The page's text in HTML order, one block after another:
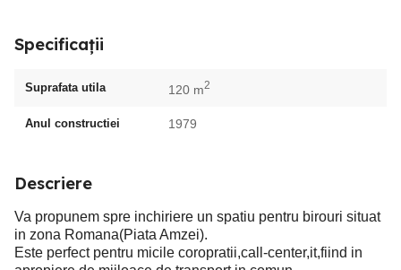
Specificații
Suprafata utila 120 m2
Anul constructiei 1979
Descriere
Va propunem spre inchiriere un spatiu pentru birouri situat
in zona Romana(Piata Amzei).
Este perfect pentru micile coropratii,call-center,it,fiind in